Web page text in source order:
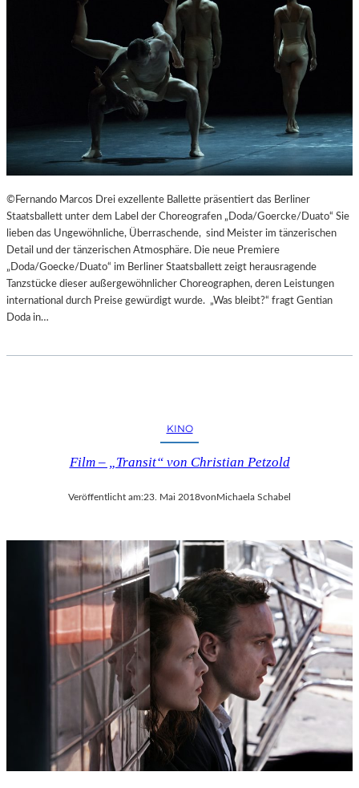
©Fernando Marcos Drei exzellente Ballette präsentiert das Berliner
Staatsballett unter dem Label der Choreografen „Doda/Goercke/Duato“ Sie
lieben das Ungewöhnliche, Überraschende, sind Meister im tänzerischen
Detail und der tänzerischen Atmosphäre. Die neue Premiere
„Doda/Goecke/Duato“ im Berliner Staatsballett zeigt herausragende
Tanzstücke dieser außergewöhnlicher Choreographen, deren Leistungen
international durch Preise gewürdigt wurde. „Was bleibt?“ fragt Gentian
Doda in…
KINO
Film – „Transit“ von Christian Petzold
Veröffentlicht am:23. Mai 2018von Michaela Schabel